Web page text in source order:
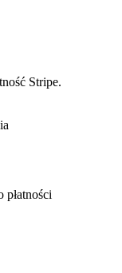
Stripe.
płatności